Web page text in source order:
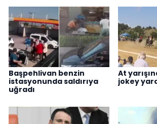
Başpehlivan benzin
istasyonunda saldırıya
uğradı
At
jokey